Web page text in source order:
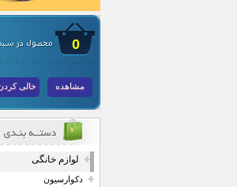
0
مشاهده خالی
لوازم خانگی
دکوارسیون